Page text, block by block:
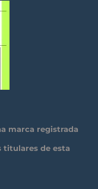
marca registrada
titulares de esta